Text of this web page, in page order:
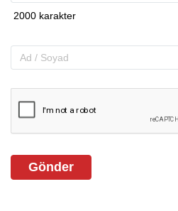
Gönder